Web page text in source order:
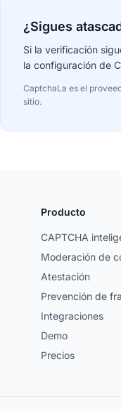
¿Sigues
Si la verificación
la configuración de
CaptchaLa es el
sitio.
Producto
CAPTCHA
Moderación de
Atestación
Prevención de
Integraciones
Demo
Precios